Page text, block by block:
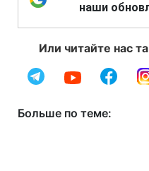
наши
Или читайте нас
Больше по теме: